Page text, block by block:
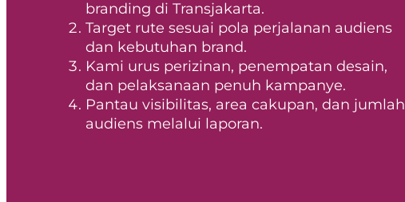
branding di Transjakarta.
Target rute sesuai pola perjalanan audiens
dan kebutuhan brand.
Kami urus perizinan, penempatan desain,
dan pelaksanaan penuh kampanye.
Pantau visibilitas, area cakupan, dan jumlah
audiens melalui laporan.